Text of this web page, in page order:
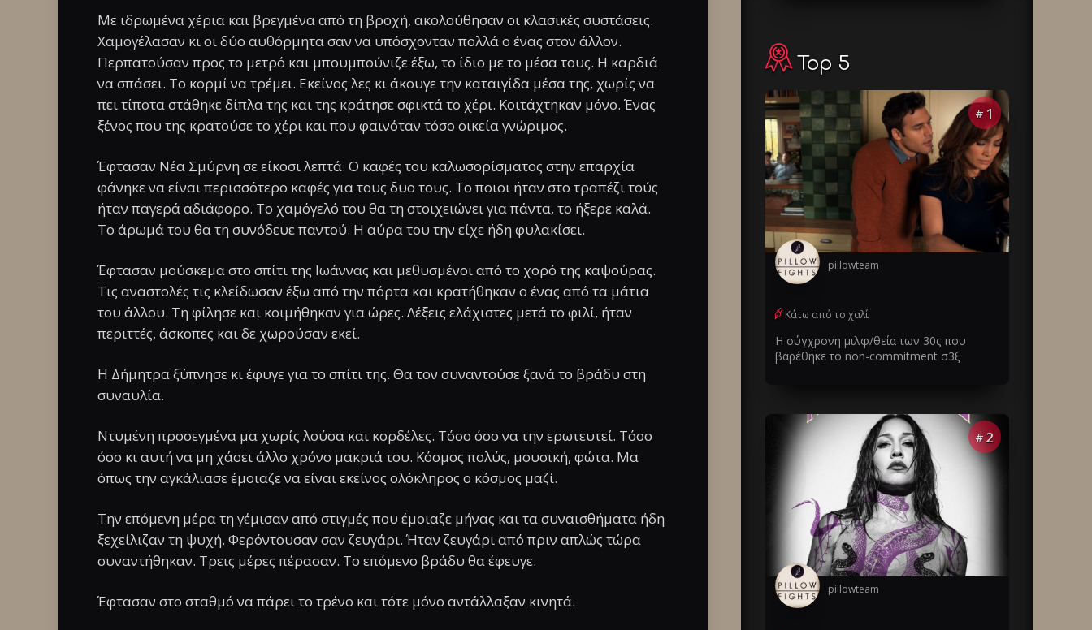
Με ιδρωμένα χέρια και βρεγμένα από τη βροχή, ακολούθησαν οι κλασικές συστάσεις.
Χαμογέλασαν κι οι δύο αυθόρμητα σαν να υπόσχονταν πολλά ο ένας στον άλλον.
Περπατούσαν προς το μετρό και μπουμπούνιζε έξω, το ίδιο με το μέσα τους. Η καρδιά
να σπάσει. Το κορμί να τρέμει. Εκείνος λες κι άκουγε την καταιγίδα μέσα της, χωρίς να
πει τίποτα στάθηκε δίπλα της και της κράτησε σφικτά το χέρι. Κοιτάχτηκαν μόνο. Ένας
ξένος που της κρατούσε το χέρι και που φαινόταν τόσο οικεία γνώριμος.
Έφτασαν Νέα Σμύρνη σε είκοσι λεπτά. Ο καφές του καλωσορίσματος στην επαρχία
φάνηκε να είναι περισσότερο καφές για τους δυο τους. Το ποιοι ήταν στο τραπέζι τούς
ήταν παγερά αδιάφορο. Το χαμόγελό του θα τη στοιχειώνει για πάντα, το ήξερε καλά.
Το άρωμά του θα τη συνόδευε παντού. Η αύρα του την είχε ήδη φυλακίσει.
Έφτασαν μούσκεμα στο σπίτι της Ιωάννας και μεθυσμένοι από το χορό της καψούρας.
Τις αναστολές τις κλείδωσαν έξω από την πόρτα και κρατήθηκαν ο ένας από τα μάτια
του άλλου. Τη φίλησε και κοιμήθηκαν για ώρες. Λέξεις ελάχιστες μετά το φιλί, ήταν
περιττές, άσκοπες και δε χωρούσαν εκεί.
Η Δήμητρα ξύπνησε κι έφυγε για το σπίτι της. Θα τον συναντούσε ξανά το βράδυ στη
συναυλία.
Ντυμένη προσεγμένα μα χωρίς λούσα και κορδέλες. Τόσο όσο να την ερωτευτεί. Τόσο
όσο κι αυτή να μη χάσει άλλο χρόνο μακριά του. Κόσμος πολύς, μουσική, φώτα. Μα
όπως την αγκάλιασε έμοιαζε να είναι εκείνος ολόκληρος ο κόσμος μαζί.
Την επόμενη μέρα τη γέμισαν από στιγμές που έμοιαζε μήνας και τα συναισθήματα ήδη
ξεχείλιζαν τη ψυχή. Φερόντουσαν σαν ζευγάρι. Ήταν ζευγάρι από πριν απλώς τώρα
συναντήθηκαν. Τρεις μέρες πέρασαν. Το επόμενο βράδυ θα έφευγε.
Έφτασαν στο σταθμό να πάρει το τρένο και τότε μόνο αντάλλαξαν κινητά.
Top 5
# 1
pillowteam
Κάτω από το χαλί
Η σύγχρονη μιλφ/θεία των 30ς που
βαρέθηκε το non-commitment σ3ξ
# 2
pillowteam